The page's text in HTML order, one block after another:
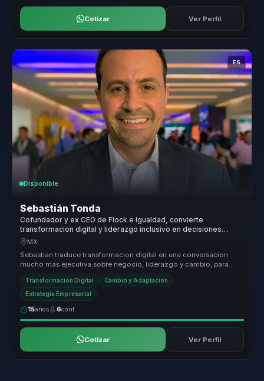
Cotizar Ver Perfil
ES
Disponible
Sebastián Tonda
Cofundador y ex CEO de Flock e Igualdad, convierte
transformacion digital y liderazgo inclusivo en decisiones
ejecutivas para empresas.
MX
Sebastian traduce transformacion digital en una conversacion
mucho mas ejecutiva sobre negocio, liderazgo y cambio, para
organizaciones q...
Transformación Digital Cambio y Adaptación
Estrategia Empresarial
15años 6conf.
Cotizar Ver Perfil